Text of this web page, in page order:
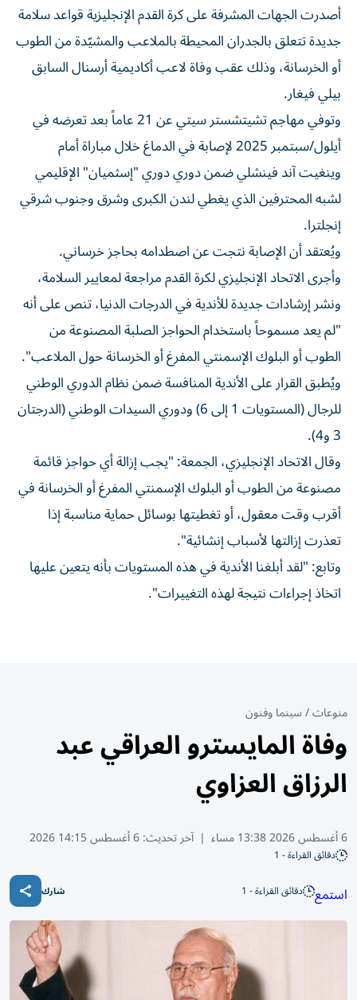
أصدرت الجهات المشرفة على كرة القدم الإنجليزية قواعد سلامة
جديدة تتعلق بالجدران المحيطة بالملاعب والمشيّدة من الطوب
أو الخرسانة، وذلك عقب وفاة لاعب أكاديمية أرسنال السابق
بيلي فيغار.
وتوفي مهاجم تشيتشستر سيتي عن 21 عاماً بعد تعرضه في
أيلول/سبتمبر 2025 لإصابة في الدماغ خلال مباراة أمام
وينغيت آند فينشلي ضمن دوري دوري "إسثميان" الإقليمي
لشبه المحترفين الذي يغطي لندن الكبرى وشرق وجنوب شرقي
إنجلترا.
ويُعتقد أن الإصابة نتجت عن اصطدامه بحاجز خرساني.
وأجرى الاتحاد الإنجليزي لكرة القدم مراجعة لمعايير السلامة،
ونشر إرشادات جديدة للأندية في الدرجات الدنيا، تنص على أنه
"لم يعد مسموحاً باستخدام الحواجز الصلبة المصنوعة من
الطوب أو البلوك الإسمنتي المفرغ أو الخرسانة حول الملاعب".
ويُطبق القرار على الأندية المنافسة ضمن نظام الدوري الوطني
للرجال (المستويات 1 إلى 6) ودوري السيدات الوطني (الدرجتان
3 و4).
وقال الاتحاد الإنجليزي، الجمعة: "يجب إزالة أي حواجز قائمة
مصنوعة من الطوب أو البلوك الإسمنتي المفرغ أو الخرسانة في
أقرب وقت معقول، أو تغطيتها بوسائل حماية مناسبة إذا
تعذرت إزالتها لأسباب إنشائية".
وتابع: "لقد أبلغنا الأندية في هذه المستويات بأنه يتعين عليها
اتخاذ إجراءات نتيجة لهذه التغييرات".
منوعات/سينما وفنون
وفاة المايسترو العراقي عبد
الرزاق العزاوي
6 أغسطس 2026 13:38 مساء | آخر تحديث:6 أغسطس 14:15 2026
دقائق القراءة - 1
استمع دقائق القراءة - 1 شارك